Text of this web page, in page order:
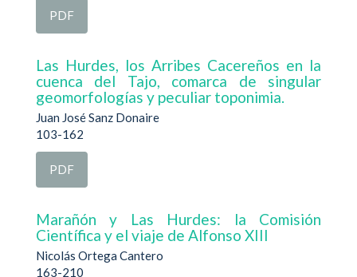
PDF
Las Hurdes, los Arribes Cacereños en la
cuenca del Tajo, comarca de singular
geomorfologías y peculiar toponimia.
Juan José Sanz Donaire
103-162
PDF
Marañón y Las Hurdes: la Comisión
Científica y el viaje de Alfonso XIII
Nicolás Ortega Cantero
163-210